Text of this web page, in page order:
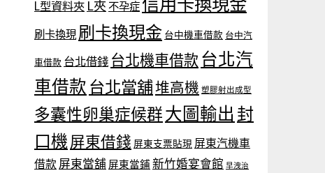
L型資料夾 L夾 不孕症
刷卡換現 刷卡換現金 台中機車借款 台中汽
車借款 台北借錢 台北機車借款 台北汽
車借款 台北當舖堆高機 塑膠射出成型
多囊性卵巢症候群大圖輸出 封
口機 屏東借錢 屏東支票貼現 屏東汽機車
借款 屏東當舖 屏東當鋪 新竹婚宴會館 早洩治